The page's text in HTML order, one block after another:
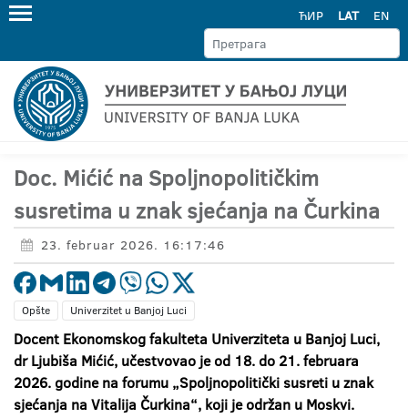
ЋИР LAT EN
Doc. Mićić na Spoljnopolitičkim
susretima u znak sjećanja na Čurkina
23. februar 2026. 16:17:46
Opšte Univerzitet u Banjoj Luci
Docent Ekonomskog fakulteta Univerziteta u Banjoj Luci,
dr Ljubiša Mićić, učestvovao je od 18. do 21. februara
2026. godine na forumu „Spoljnopolitički susreti u znak
sjećanja na Vitalija Čurkina“, koji je održan u Moskvi.